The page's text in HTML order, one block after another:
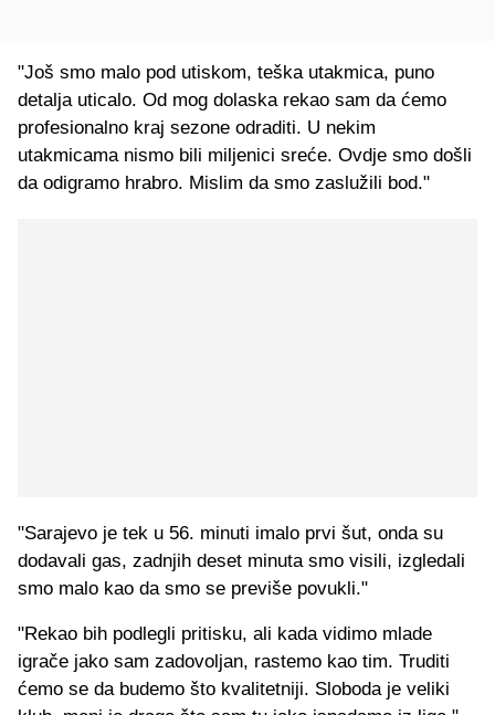
"Još smo malo pod utiskom, teška utakmica, puno
detalja uticalo. Od mog dolaska rekao sam da ćemo
profesionalno kraj sezone odraditi. U nekim
utakmicama nismo bili miljenici sreće. Ovdje smo došli
da odigramo hrabro. Mislim da smo zaslužili bod."
"Sarajevo je tek u 56. minuti imalo prvi šut, onda su
dodavali gas, zadnjih deset minuta smo visili, izgledali
smo malo kao da smo se previše povukli."
"Rekao bih podlegli pritisku, ali kada vidimo mlade
igrače jako sam zadovoljan, rastemo kao tim. Truditi
ćemo se da budemo što kvalitetniji. Sloboda je veliki